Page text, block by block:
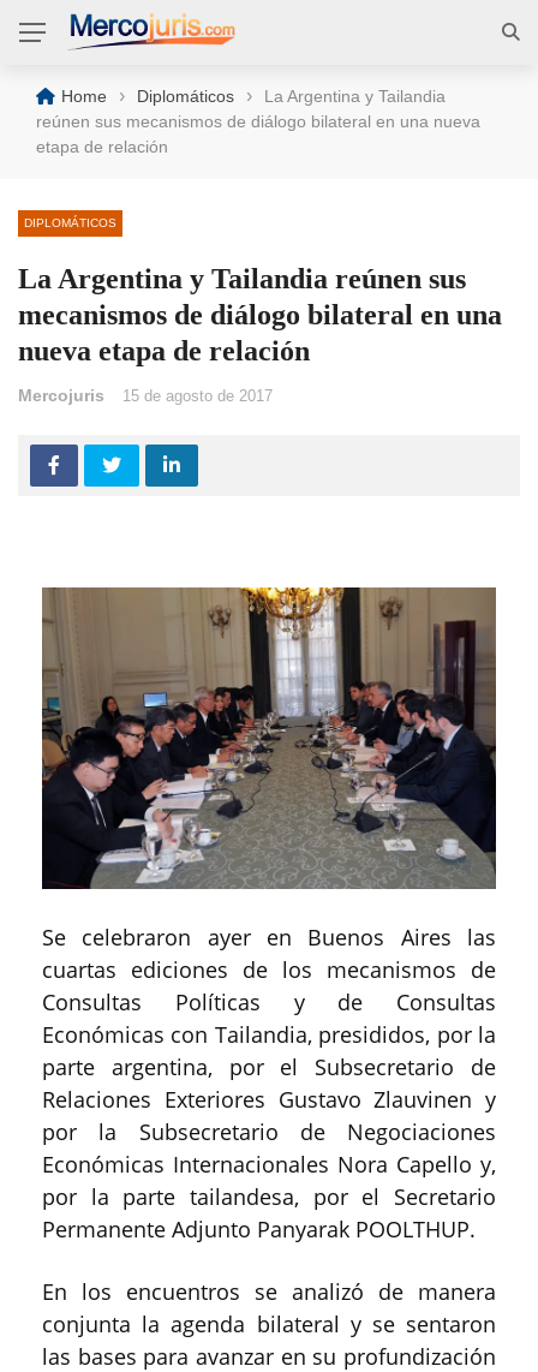
Home › Diplomáticos ›
La Argentina y Tailandia
reúnen sus mecanismos de diálogo bilateral en una nueva
etapa de relación
DIPLOMÁTICOS
La Argentina y Tailandia reúnen sus
mecanismos de diálogo bilateral en una
nueva etapa de relación
Mercojuris 15 de agosto de 2017
Se celebraron ayer en Buenos Aires las
cuartas ediciones de los mecanismos de
Consultas Políticas y de Consultas
Económicas con Tailandia, presididos, por la
parte argentina, por el Subsecretario de
Relaciones Exteriores Gustavo Zlauvinen y
por la Subsecretario de Negociaciones
Económicas Internacionales Nora Capello y,
por la parte tailandesa, por el Secretario
Permanente Adjunto Panyarak POOLTHUP.
En los encuentros se analizó de manera
conjunta la agenda bilateral y se sentaron
las bases para avanzar en su profundización